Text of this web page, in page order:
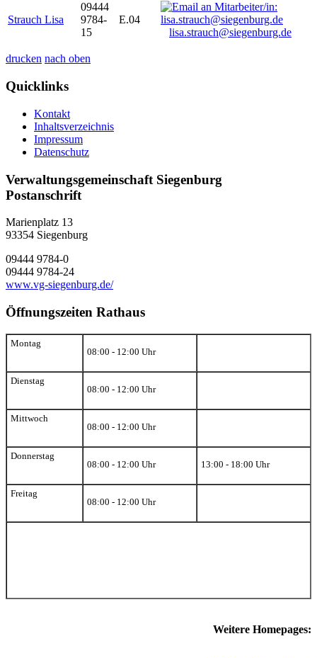
Strauch Lisa
09444
9784-
15
E.04
lisa.strauch@siegenburg.de
drucken nach oben
Quicklinks
Kontakt
Inhaltsverzeichnis
Impressum
Datenschutz
Verwaltungsgemeinschaft Siegenburg
Postanschrift
Marienplatz 13
93354 Siegenburg
09444 9784-0
09444 9784-24
www.vg-siegenburg.de/
Öffnungszeiten Rathaus
Montag
08:00 - 12:00 Uhr
Dienstag
08:00 - 12:00 Uhr
Mittwoch
08:00 - 12:00 Uhr
Donnerstag
08:00 - 12:00 Uhr
13:00 - 18:00 Uhr
Freitag
08:00 - 12:00 Uhr
Weitere Homepages: